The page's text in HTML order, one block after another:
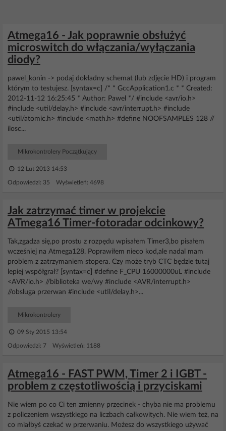
Atmega16 - Jak poprawnie obsłużyć
microswitch do włączania/wyłączania
diody?
pawel_konin -> podaj dokładny schemat (lub zdjęcie HD) i program
którym to testujesz. [syntax=c] /* * GccApplication1.c * * Created:
2012-11-12 16:25:45 * Author: Pawel */ #include <avr/io.h>
#include <util/delay.h> #include <avr/interrupt.h> #include
<util/atomic.h> #include <math.h> #define NOOFSAMPLES 128 //
ilosc...
Mikrokontrolery Początkujący
12 Lut 2013 14:53
Odpowiedzi: 35 Wyświetleń: 4698
Jak zatrzymać timer w projekcie
ATmega16 Timer-fotoradar odcinkowy?
Tak,zgadza się,po prostu z rozpędu wpisałem Timer3,bo pisałem
wcześniej na Atmega128. Poprawiłem nieco kod,ale nadal mam
problem z zatrzymaniem stopera. Czy może tryb CTC będzie tutaj
lepiej współgrał? [syntax=c] #define F_CPU 16000000uL #include
<AVR/io.h> //biblioteka we/wy #include <AVR/interrupt.h>
//obsluga przerwan #include <util/delay.h>...
Mikrokontrolery
09 Sty 2015 13:54
Odpowiedzi: 7 Wyświetleń: 1188
Atmega16 - FAST PWM, Timer 2 i IGBT -
problem z częstotliwością i przyciskami
Nie wiem po co Ci ten zmienny przecinek - chyba nie ma problemu
z policzeniem wszystkiego na liczbach całkowitych. Nie wiem też, na
co miałbyś czekać w przerwaniu. Możesz do wszystkiego używać